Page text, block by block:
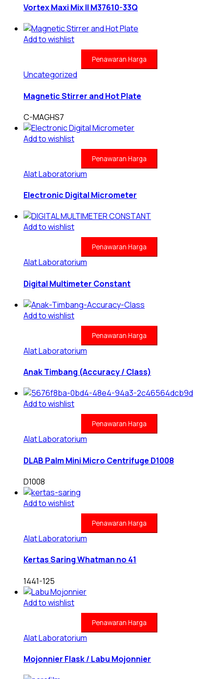
Vortex Maxi Mix II M37610-33Q
Add to wishlist
Penawaran Harga
Uncategorized
Magnetic Stirrer and Hot Plate
C-MAGHS7
Add to wishlist
Penawaran Harga
Alat Laboratorium
Electronic Digital Micrometer
Add to wishlist
Penawaran Harga
Alat Laboratorium
Digital Multimeter Constant
Add to wishlist
Penawaran Harga
Alat Laboratorium
Anak Timbang (Accuracy / Class)
Add to wishlist
Penawaran Harga
Alat Laboratorium
DLAB Palm Mini Micro Centrifuge D1008
D1008
Add to wishlist
Penawaran Harga
Alat Laboratorium
Kertas Saring Whatman no 41
1441-125
Add to wishlist
Penawaran Harga
Alat Laboratorium
Mojonnier Flask / Labu Mojonnier